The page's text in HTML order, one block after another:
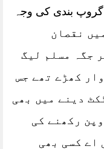
بندی کی وجہ
سے مسلم لیگ ن کو حلقہ پی پیIIمیں نقصان
جگہ مسلم لیگ
کھڑے تھے جس
دینے میں بھی
رکھنے کی
اے کسی بھی